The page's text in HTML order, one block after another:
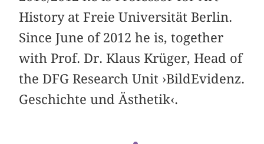
History at Freie Universität Berlin.
Since June of 2012 he is, together
with Prof. Dr. Klaus Krüger, Head of
the DFG Research Unit ›BildEvidenz.
Geschichte und Ästhetik‹.